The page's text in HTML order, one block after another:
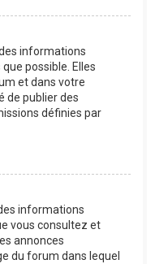
informations
possible. Elles
et dans votre
de publier des
définies par
informations
vous consultez et
annonces
du forum dans lequel